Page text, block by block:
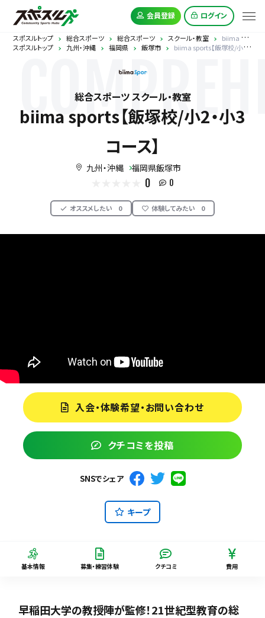
会員登録 ログイン
スポスルトップ 総合スポーツ 総合スポーツ スクール・教室
biima sports【飯塚校/小2・小3コース】
スポスルトップ
九州・沖縄 福岡県 飯塚市 biima sports【飯塚校/小2・小3コース】
総合スポーツ スクール・教室
biima sports【飯塚校/小2・小3
コース】
九州・沖縄 福岡県飯塚市
0 0
オススメしたい 0 体験してみたい 0
入会・体験希望・お問い合わせ
クチコミを投稿
SNSでシェア
キープ
基本情報 募集・練習体験 クチコミ 費用
早稲田大学の教授陣が監修！21世紀型教育の総